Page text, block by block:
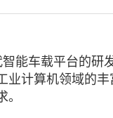
能车载平台的
业计算机领域的